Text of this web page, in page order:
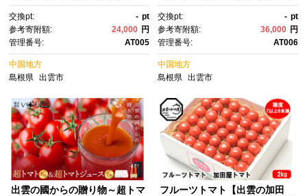
ス 新鮮 産地直送 贈答 出雲 出
雲市 おすすめ 人気】
交換pt: - pt
参考寄附額:
24,000 円
管理番号:
AT005
中国地方
島根県
出雲市
鮮 産地直送 贈答 出雲 出雲
市 おすすめ 人気】
交換pt: - pt
参考寄附額:
36,000 円
管理番号:
AT006
中国地方
島根県 出雲市
出雲の國からの贈り物～超トマ
フルーツトマト【出雲の加田